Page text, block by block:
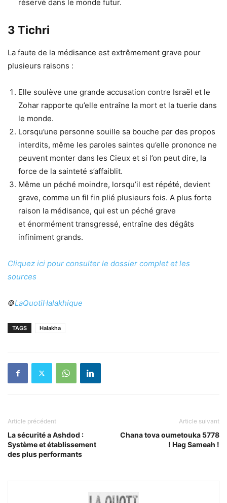
réservé dans le monde futur.
3 Tichri
La faute de la médisance est extrêmement grave pour
plusieurs raisons :
Elle soulève une grande accusation contre Israël et le
Zohar rapporte qu’elle entraîne la mort et la tuerie dans
le monde.
Lorsqu’une personne souille sa bouche par des propos
interdits, même les paroles saintes qu’elle prononce ne
peuvent monter dans les Cieux et si l’on peut dire, la
force de la sainteté s’affaiblit.
Même un péché moindre, lorsqu’il est répété, devient
grave, comme un fil fin plié plusieurs fois. A plus forte
raison la médisance, qui est un péché grave
et énormément transgressé, entraîne des dégâts
infiniment grands.
Cliquez ici pour consulter le dossier complet et les
sources
©LaQuotiHalakhique
TAGS Halakha
Article précédent
La sécurité a Ashdod :
Système et établissement
des plus performants
Article suivant
Chana tova oumetouka 5778
! Hag Sameah !